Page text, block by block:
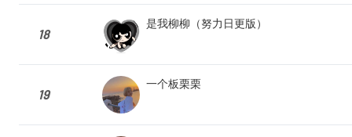
18
是我柳柳（努力日更版）
19
一个板栗栗